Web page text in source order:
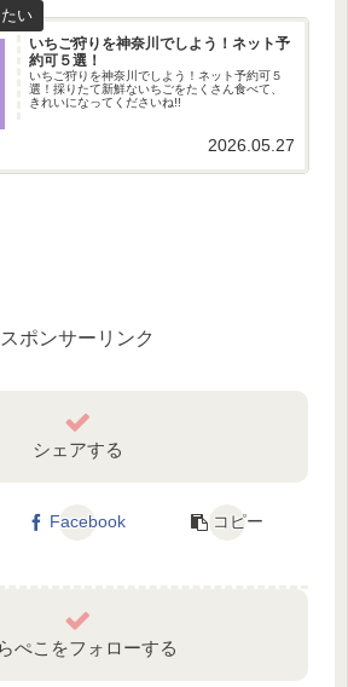
いちご狩りを神奈川でしよう！ネット予
約可５選！
いちご狩りを神奈川でしよう！ネット予約可５
選！採りたて新鮮ないちごをたくさん食べて、
きれいになってくださいね!!
2026.05.27
スポンサーリンク
シェアする
Facebook コピー
ぺこをフォローする